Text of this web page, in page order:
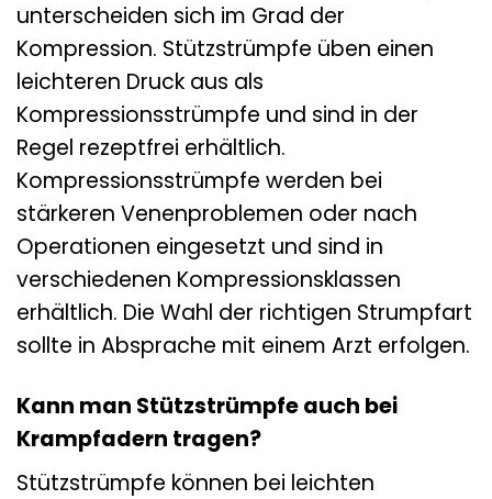
unterscheiden sich im Grad der
Kompression. Stützstrümpfe üben einen
leichteren Druck aus als
Kompressionsstrümpfe und sind in der
Regel rezeptfrei erhältlich.
Kompressionsstrümpfe werden bei
stärkeren Venenproblemen oder nach
Operationen eingesetzt und sind in
verschiedenen Kompressionsklassen
erhältlich. Die Wahl der richtigen Strumpfart
sollte in Absprache mit einem Arzt erfolgen.
Kann man Stützstrümpfe auch bei
Krampfadern tragen?
Stützstrümpfe können bei leichten